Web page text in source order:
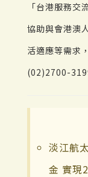
「台港服務交
協助與會港澳
活適應等需求
(02)2700-
淡江航
金 實現